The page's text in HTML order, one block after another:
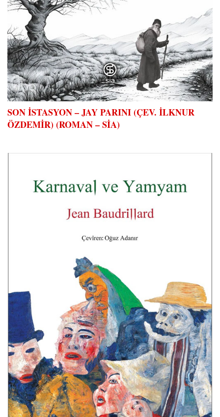
SON İSTASYON – JAY PARINI (ÇEV. İLKNUR
ÖZDEMİR) (ROMAN – SİA)